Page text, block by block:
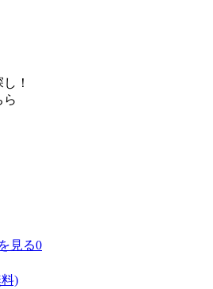
！
ら
見る0
)